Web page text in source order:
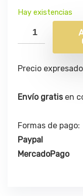
Hay existencias
Precio
Envío gratisen
Formas de pago:
Paypal
MercadoPago